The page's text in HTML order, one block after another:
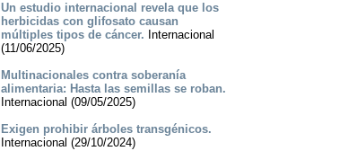
Un estudio internacional revela que los
herbicidas con glifosato causan
múltiples tipos de cáncer. Internacional
(11/06/2025)
Multinacionales contra soberanía
alimentaria: Hasta las semillas se roban.
Internacional (09/05/2025)
Exigen prohibir árboles transgénicos.
Internacional (29/10/2024)